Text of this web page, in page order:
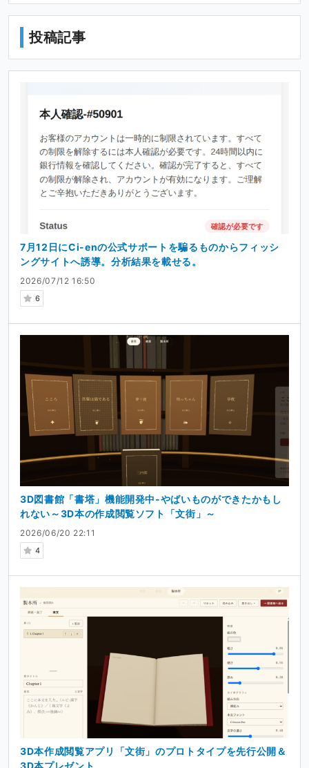
クリエイター活動について
普段はエンジニアですが、「自分が本当に欲しいものは自
分で作る」のが好きで、休日の個人開発を続けてきまし
た。あと、自動化、新しい技術が大好きです。
本業の合間で少しずつ作っているため、どうしても進みは
ゆっくりになってしまいます。皆さんからのご支援があれ
ば、その分だけ開発に向き合う時間を増やし、文街をより
早く・より良い形でお届けできます。
もうひとつの理由は、一人で作り続けることの限界です。
一人だと、どうしても独りよがりになりがちです。Ci-en
皆さんと一緒に育てていけたら——という思いがありま
す。
いただいたご支援は、主に以下に使わせていただきます。
開発に充てる時間の確保
アセット・フォントなどの素材・ライセンス費用
アプリの配布やサーバーにかかる費用
制作環境（ツール・機材）の改善
Ci-enでの活動について
開発の進捗・新機能の公開
作成中のアプリの新しく追加した機能などを、スクリーン
ショットや短い動画でこまめに紹介していきます。
支援者限定：プロトタイプ版の先行配布＆開発の裏側
支援を目的にしている訳ではないのであれですが、万に一
つスポンサー感覚とかで支援を頂いたときに、見返りが何
もないようでは凄く申し訳なく思いますので、
ご支援いただいた方には、
まだ一般公開していないプロトタイプ版アプリ（ダウ
ンロード版）の先行配布
投稿記事
2026/07/12 16:50
6
7月12日にCi-enの公式サポートを騙るものからフィッシ
ングサイトへ誘導。分析結果を載せる。
2026/06/20 22:11
4
3D図書館「書塔」機能開発中-やばいものができたかもし
れない～3D本の作成閲覧ソフト「文街」～
3D本作成閲覧アプリ「文街」のプロトタイプを先行公開＆